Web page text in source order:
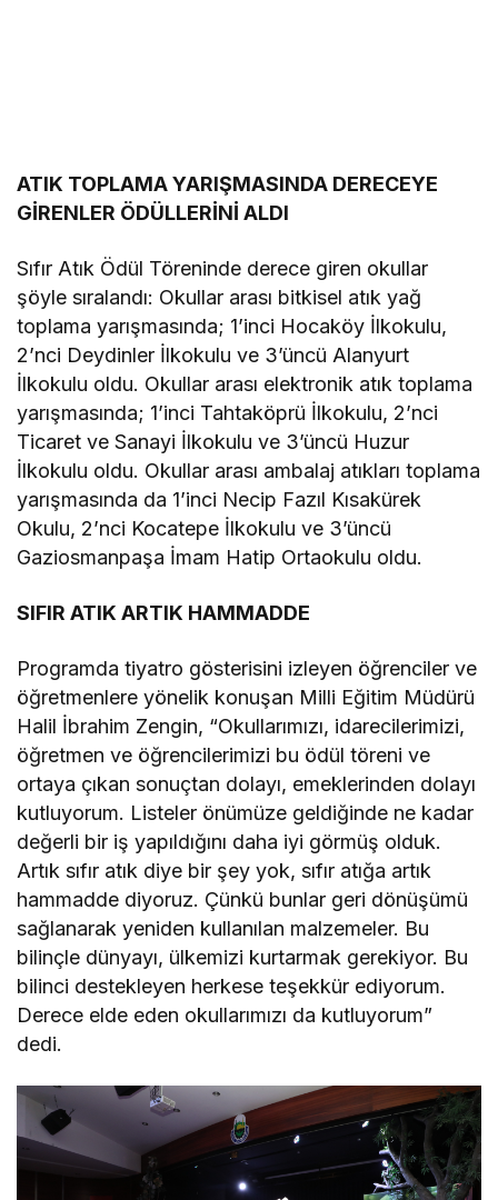
ATIK TOPLAMA YARIŞMASINDA DERECEYE
GİRENLER ÖDÜLLERİNİ ALDI
Sıfır Atık Ödül Töreninde derece giren okullar
şöyle sıralandı: Okullar arası bitkisel atık yağ
toplama yarışmasında; 1’inci Hocaköy İlkokulu,
2’nci Deydinler İlkokulu ve 3’üncü Alanyurt
İlkokulu oldu. Okullar arası elektronik atık toplama
yarışmasında; 1’inci Tahtaköprü İlkokulu, 2’nci
Ticaret ve Sanayi İlkokulu ve 3’üncü Huzur
İlkokulu oldu. Okullar arası ambalaj atıkları toplama
yarışmasında da 1’inci Necip Fazıl Kısakürek
Okulu, 2’nci Kocatepe İlkokulu ve 3’üncü
Gaziosmanpaşa İmam Hatip Ortaokulu oldu.
SIFIR ATIK ARTIK HAMMADDE
Programda tiyatro gösterisini izleyen öğrenciler ve
öğretmenlere yönelik konuşan Milli Eğitim Müdürü
Halil İbrahim Zengin, “Okullarımızı, idarecilerimizi,
öğretmen ve öğrencilerimizi bu ödül töreni ve
ortaya çıkan sonuçtan dolayı, emeklerinden dolayı
kutluyorum. Listeler önümüze geldiğinde ne kadar
değerli bir iş yapıldığını daha iyi görmüş olduk.
Artık sıfır atık diye bir şey yok, sıfır atığa artık
hammadde diyoruz. Çünkü bunlar geri dönüşümü
sağlanarak yeniden kullanılan malzemeler. Bu
bilinçle dünyayı, ülkemizi kurtarmak gerekiyor. Bu
bilinci destekleyen herkese teşekkür ediyorum.
Derece elde eden okullarımızı da kutluyorum”
dedi.